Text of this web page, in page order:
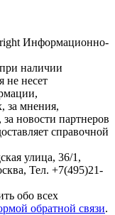
Информационно-
наличии
не несет
за мнения,
новости партнеров
справочной
улица, 36/1 ,
Тел. +7(495)21-
обо всех
обратной связи.